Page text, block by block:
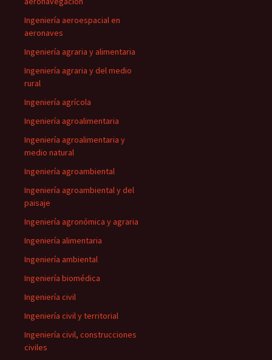
Ingeniería aeroespacial en
aeronaves
Ingeniería agraria y alimentaria
Ingeniería agraria y del medio
rural
Ingeniería agrícola
Ingeniería agroalimentaria
Ingeniería agroalimentaria y
medio natural
Ingeniería agroambiental
Ingeniería agroambiental y del
paisaje
Ingeniería agronómica y agraria
Ingeniería alimentaria
Ingeniería ambiental
Ingeniería biomédica
Ingeniería civil
Ingeniería civil y territorial
Ingeniería civil, construcciones
civiles